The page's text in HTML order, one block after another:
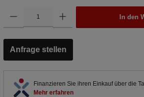
In den
Anfrage stellen
Finanzieren Sie ihren Einkauf über die
Mehr erfahren